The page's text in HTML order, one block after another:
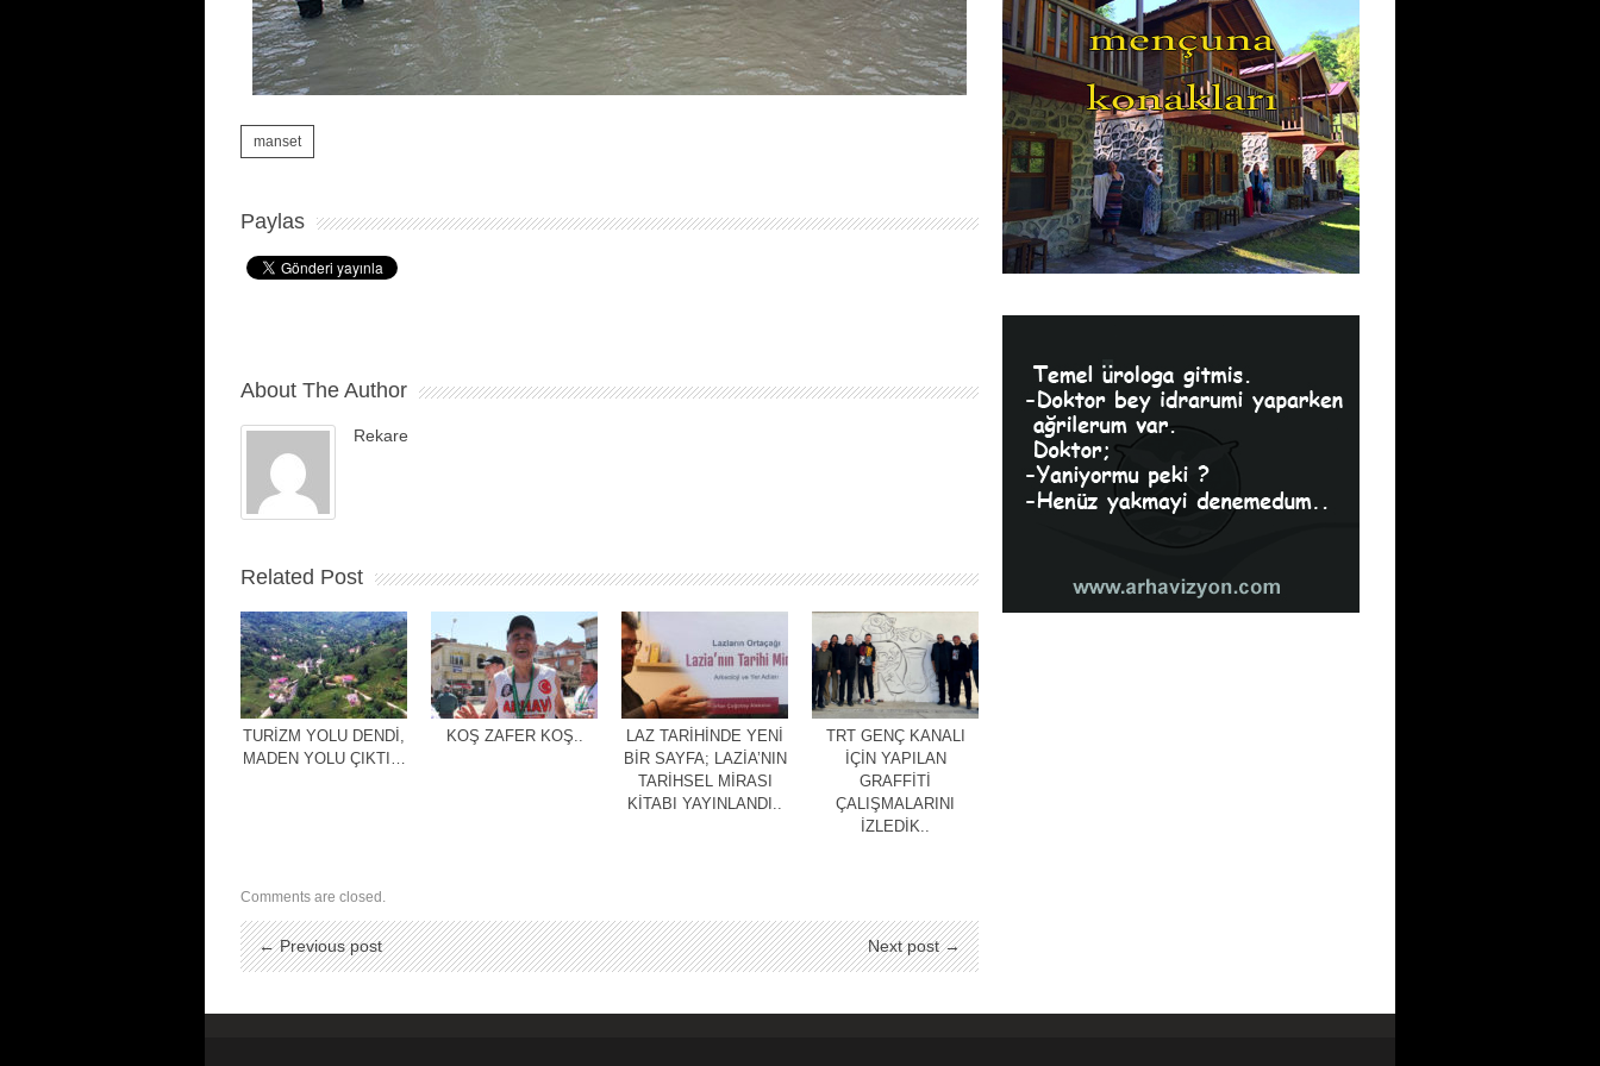
manset
Paylas
About The Author
Rekare
Related Post
TURİZM YOLU DENDİ,
MADEN YOLU ÇIKTI…
KOŞ ZAFER KOŞ..
LAZ TARİHİNDE YENİ
BİR SAYFA; LAZİA’NIN
TARİHSEL MİRASI
KİTABI YAYINLANDI..
TRT GENÇ KANALI
İÇİN YAPILAN
GRAFFİTİ
ÇALIŞMALARINI
İZLEDİK..
Comments are closed.
← Previous post Next post →